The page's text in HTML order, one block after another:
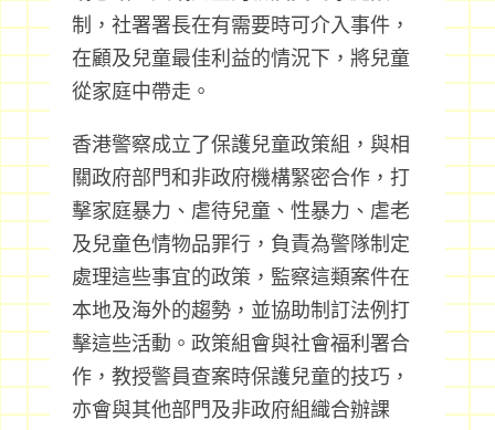
制，社署署長在有需要時可介入事件，
在顧及兒童最佳利益的情況下，將兒童
從家庭中帶走。
香港警察成立了保護兒童政策組，與相
關政府部門和非政府機構緊密合作，打
擊家庭暴力、虐待兒童、性暴力、虐老
及兒童色情物品罪行，負責為警隊制定
處理這些事宜的政策，監察這類案件在
本地及海外的趨勢，並協助制訂法例打
擊這些活動。政策組會與社會福利署合
作，教授警員查案時保護兒童的技巧，
亦會與其他部門及非政府組織合辦課